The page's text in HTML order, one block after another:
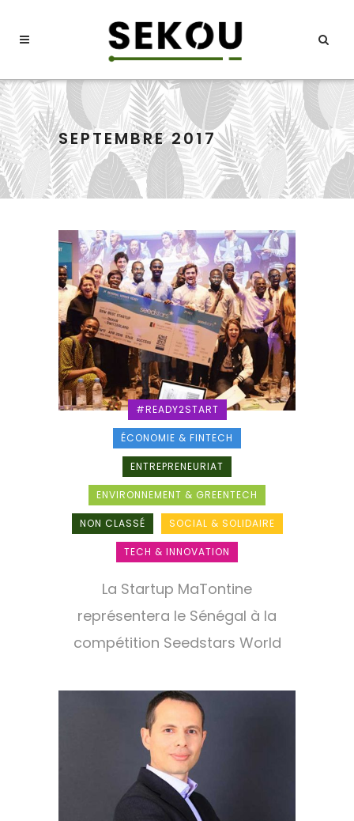
SEPTEMBRE 2017
#READY2START
ÉCONOMIE & FINTECH
ENTREPRENEURIAT
ENVIRONNEMENT & GREENTECH
NON CLASSÉ SOCIAL & SOLIDAIRE
TECH & INNOVATION
La Startup MaTontine
représentera le Sénégal à la
compétition Seedstars World